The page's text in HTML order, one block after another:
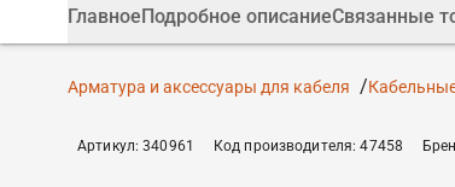
ГлавноеПодробное описаниеСвязанные
Арматура и аксессуары для кабеля
Артикул:340961 Код производителя:47458